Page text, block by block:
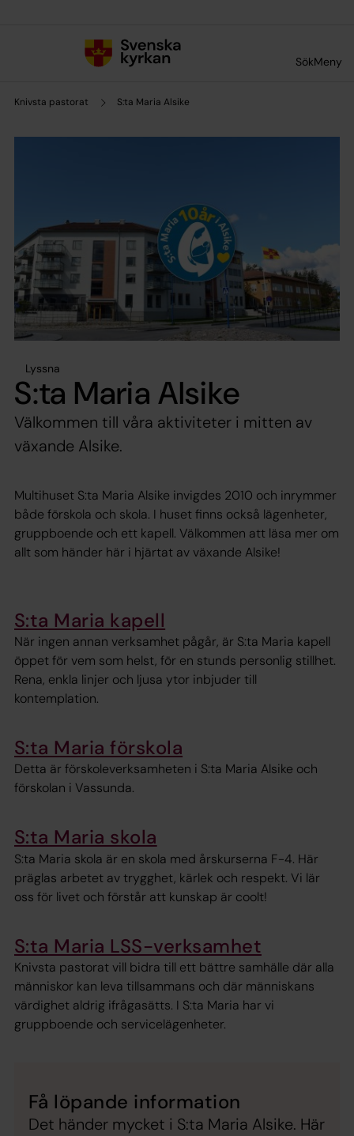
SökMeny
Knivsta pastorat S:ta Maria Alsike
Lyssna
S:ta Maria Alsike
Välkommen till våra aktiviteter i mitten av
växande Alsike.
Multihuset S:ta Maria Alsike invigdes 2010 och inrymmer
både förskola och skola. I huset finns också lägenheter,
gruppboende och ett kapell. Välkommen att läsa mer om
allt som händer här i hjärtat av växande Alsike!
S:ta Maria kapell
När ingen annan verksamhet pågår, är S:ta Maria kapell
öppet för vem som helst, för en stunds personlig stillhet.
Rena, enkla linjer och ljusa ytor inbjuder till
kontemplation.
S:ta Maria förskola
Detta är förskoleverksamheten i S:ta Maria Alsike och
förskolan i Vassunda.
S:ta Maria skola
S:ta Maria skola är en skola med årskurserna F-4. Här
präglas arbetet av trygghet, kärlek och respekt. Vi lär
oss för livet och förstår att kunskap är coolt!
S:ta Maria LSS-verksamhet
Knivsta pastorat vill bidra till ett bättre samhälle där alla
människor kan leva tillsammans och där människans
värdighet aldrig ifrågasätts. I S:ta Maria har vi
gruppboende och servicelägenheter.
Få löpande information
Det händer mycket i S:ta Maria Alsike. Här